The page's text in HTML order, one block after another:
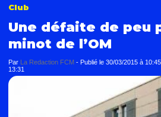
Club
Une défaite de peu
minot de l’OM
Par La Redaction FCM - Publié le 30/03/2015 à 10:45
13:31